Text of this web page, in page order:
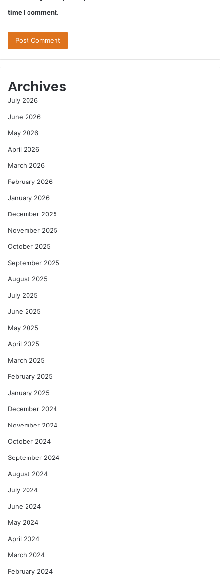
time I comment.
Archives
July 2026
June 2026
May 2026
April 2026
March 2026
February 2026
January 2026
December 2025
November 2025
October 2025
September 2025
August 2025
July 2025
June 2025
May 2025
April 2025
March 2025
February 2025
January 2025
December 2024
November 2024
October 2024
September 2024
August 2024
July 2024
June 2024
May 2024
April 2024
March 2024
February 2024